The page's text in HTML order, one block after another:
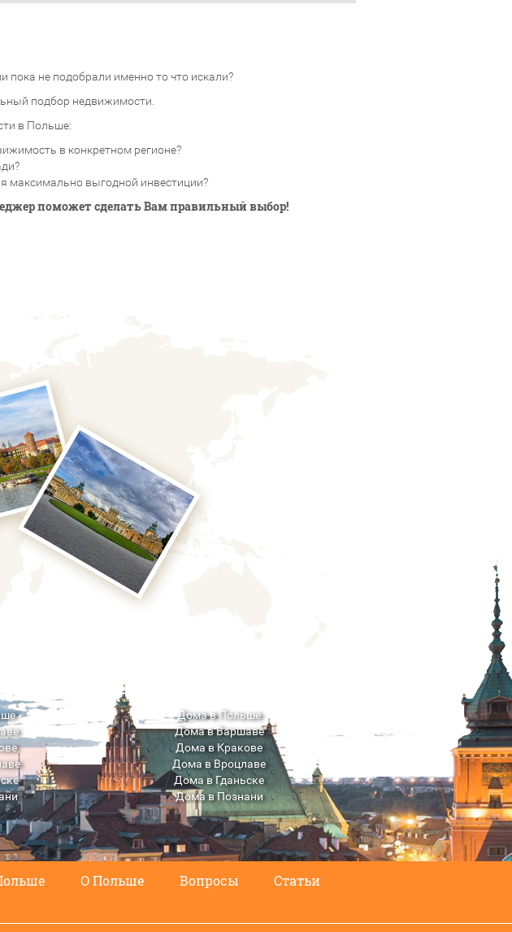
пока не подобрали именно то что искали?
подбор недвижимости.
в Польше:
в конкретном регионе?
максимально выгодной инвестиции?
поможет сделать Вам правильный выбор!
Дома в Польше
Дома в Варшаве
Дома в Кракове
Дома в Вроцлаве
Дома в Гданьске
Дома в Познани
Дома в Люблине
О Польше Вопросы
Статьи